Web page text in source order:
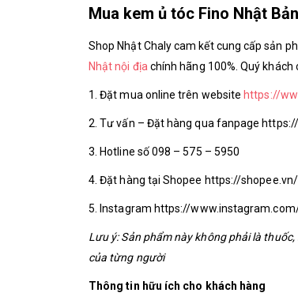
Mua kem ủ tóc Fino Nhật
Shop Nhật Chaly cam kết cung cấp sản
Nhật nội địa chính hãng 100%. Quý
1. Đặt mua online trên website https://
2. Tư vấn – Đặt hàng qua fanpage
3. Hotline số 098 – 575 – 5950
4. Đặt hàng tại Shopee https://
5. Instagram https://
Lưu ý: Sản phẩm này không phải là
của từng người
Thông tin hữu ích cho khách hàng